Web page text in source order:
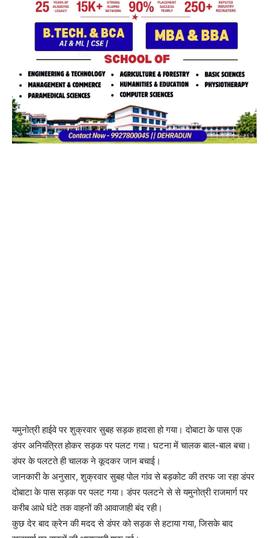
यमुनोत्री हाईवे पर शुक्रवार सुबह सड़क हादसा हो गया। दोबाटा के पास एक
डंपर अनियंत्रित होकर सड़क पर पलट गया। घटना में चालक बाल-बाल बचा।
डंपर के पलटते ही चालक ने कूदकर जान बचाई।
जानकारी के अनुसार, शुक्रवार सुबह पोल गांव से बड़कोट की तरफ जा रहा डंपर
दोबाटा के पास सड़क पर पलट गया। डंपर पलटने से से यमुनोत्री राजमार्ग पर
करीब आधे घंटे तक वाहनों की आवाजाही बंद रही।
कुछ देर बाद क्रेन की मदद से डंपर को सड़क से हटाया गया, जिसके बाद